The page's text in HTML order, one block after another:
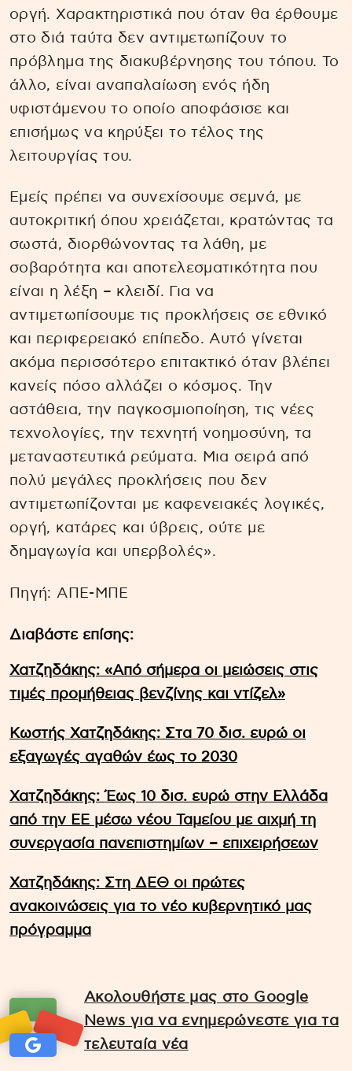
οργή. Χαρακτηριστικά που όταν θα έρθουμε
στο διά ταύτα δεν αντιμετωπίζουν το
πρόβλημα της διακυβέρνησης του τόπου. Το
άλλο, είναι αναπαλαίωση ενός ήδη
υφιστάμενου το οποίο αποφάσισε και
επισήμως να κηρύξει το τέλος της
λειτουργίας του.
Εμείς πρέπει να συνεχίσουμε σεμνά, με
αυτοκριτική όπου χρειάζεται, κρατώντας τα
σωστά, διορθώνοντας τα λάθη, με
σοβαρότητα και αποτελεσματικότητα που
είναι η λέξη – κλειδί. Για να
αντιμετωπίσουμε τις προκλήσεις σε εθνικό
και περιφερειακό επίπεδο. Αυτό γίνεται
ακόμα περισσότερο επιτακτικό όταν βλέπει
κανείς πόσο αλλάζει ο κόσμος. Την
αστάθεια, την παγκοσμιοποίηση, τις νέες
τεχνολογίες, την τεχνητή νοημοσύνη, τα
μεταναστευτικά ρεύματα. Μια σειρά από
πολύ μεγάλες προκλήσεις που δεν
αντιμετωπίζονται με καφενειακές λογικές,
οργή, κατάρες και ύβρεις, ούτε με
δημαγωγία και υπερβολές».
Πηγή: ΑΠΕ-ΜΠΕ
Διαβάστε επίσης:
Χατζηδάκης: «Από σήμερα οι μειώσεις στις
τιμές προμήθειας βενζίνης και ντίζελ»
Kωστής Χατζηδάκης: Στα 70 δισ. ευρώ οι
εξαγωγές αγαθών έως το 2030
Χατζηδάκης: Έως 10 δισ. ευρώ στην Ελλάδα
από την ΕΕ μέσω νέου Ταμείου με αιχμή τη
συνεργασία πανεπιστημίων – επιχειρήσεων
Χατζηδάκης: Στη ΔΕΘ οι πρώτες
ανακοινώσεις για το νέο κυβερνητικό μας
πρόγραμμα
Ακολουθήστε μας στο Google
News για να ενημερώνεστε για τα
τελευταία νέα